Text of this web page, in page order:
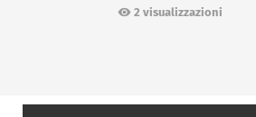
2 visualizzazioni